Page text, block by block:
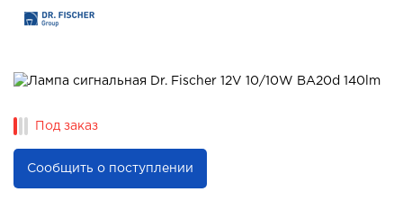
Под заказ
Сообщить о поступлении